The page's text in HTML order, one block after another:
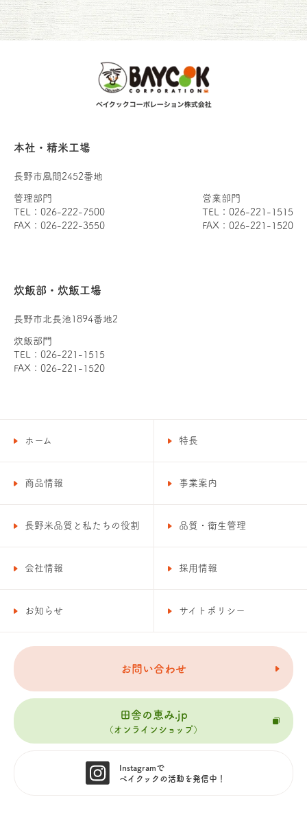
本社・精米工場
長野市風間2452番地
管理部門
TEL：026-222-7500
FAX：026-222-3550
営業部門
TEL：026-221-1515
FAX：026-221-1520
炊飯部・炊飯工場
長野市北長池1894番地2
炊飯部門
TEL：026-221-1515
FAX：026-221-1520
ホーム 特長
商品情報 事業案内
長野米品質と私たちの役割 品質・衛生管理
会社情報 採用情報
お知らせ サイトポリシー
お問い合わせ
田舎の恵み.jp
（オンラインショップ）
Instagramで
ベイクックの活動を発信中！